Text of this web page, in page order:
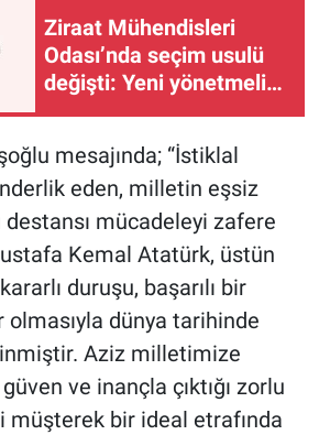
Ziraat Mühendisleri
Odası’nda seçim usulü
değişti: Yeni yönetmelik
yürürlükte!
mesajında; “İstiklal
eden, milletin eşsiz
destansı mücadeleyi zafere
Kemal Atatürk, üstün
duruşu, başarılı bir
dünya tarihinde
Aziz milletimize
ve inançla çıktığı zorlu
bir ideal etrafında